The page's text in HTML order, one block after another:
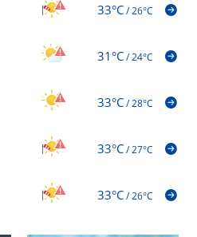
33°C/26°C
31°C/24°C
33°C/28°C
33°C/27°C
33°C/26°C